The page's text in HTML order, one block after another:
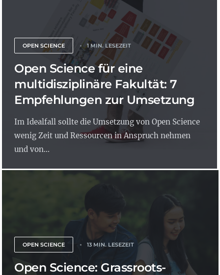
OPEN SCIENCE 1 MIN. LESEZEIT
Open Science für eine
multidisziplinäre Fakultät: 7
Empfehlungen zur Umsetzung
Im Idealfall sollte die Umsetzung von Open Science
wenig Zeit und Ressourcen in Anspruch nehmen
und von...
OPEN SCIENCE 13 MIN. LESEZEIT
Open Science: Grassroots-